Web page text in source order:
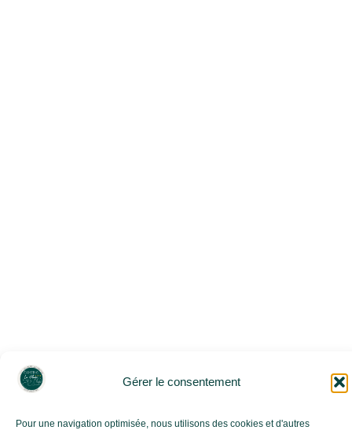
Gérer le consentement
Pour une navigation optimisée, nous utilisons des cookies et d'autres
DOWNLOAD THE RENTAL AGREEMENT